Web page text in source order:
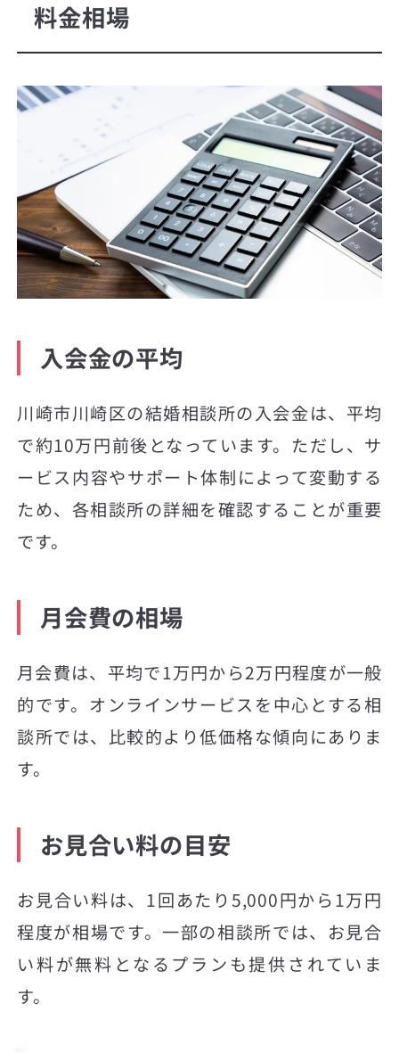
料金相場
入会金の平均
川崎市川崎区の結婚相談所の入会金は、平均
で約10万円前後となっています。ただし、サ
ービス内容やサポート体制によって変動する
ため、各相談所の詳細を確認することが重要
です。
月会費の相場
月会費は、平均で1万円から2万円程度が一般
的です。オンラインサービスを中心とする相
談所では、比較的より低価格な傾向にありま
す。
お見合い料の目安
お見合い料は、1回あたり5,000円から1万円
程度が相場です。一部の相談所では、お見合
い料が無料となるプランも提供されていま
す。